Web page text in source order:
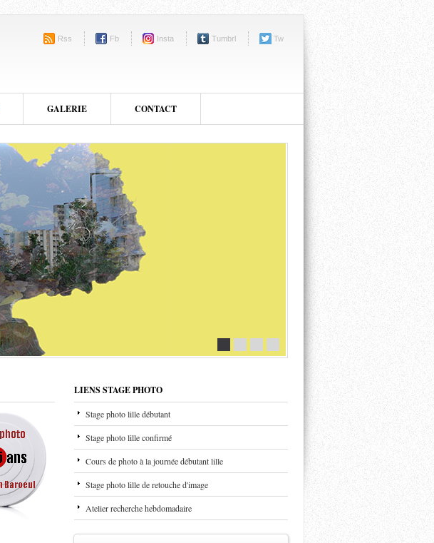
Rss Fb Insta Tumbrl Tw
GALERIE CONTACT
LIENS STAGE PHOTO
Stage photo lille débutant
Stage photo lille confirmé
Cours de photo à la journée débutant lille
Stage photo lille de retouche d'image
Atelier recherche hebdomadaire